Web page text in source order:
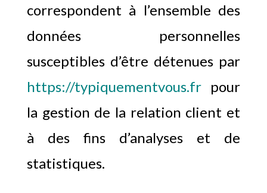
correspondent à l’ensemble des
données personnelles
susceptibles d’être détenues par
https://typiquementvous.frpour
la gestion de la relation client et
à des fins d’analyses et de
statistiques.